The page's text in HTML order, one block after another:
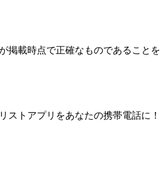
掲載時点で正確なものであることを
ストアプリをあなたの携帯電話に！